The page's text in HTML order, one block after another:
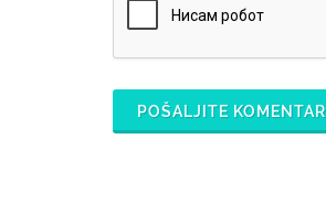
POŠALJITE KOMENTAR